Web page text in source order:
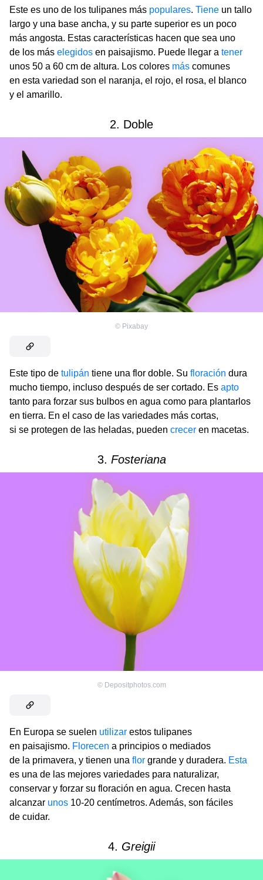
Este es uno de los tulipanes más populares. Tiene un tallo
largo y una base ancha, y su parte superior es un poco
más angosta. Estas características hacen que sea uno
de los más elegidos en paisajismo. Puede llegar a tener
unos 50 a 60 cm de altura. Los colores más comunes
en esta variedad son el naranja, el rojo, el rosa, el blanco
y el amarillo.
2. Doble
© Pixabay
Este tipo de tulipán tiene una flor doble. Su floración dura
mucho tiempo, incluso después de ser cortado. Es apto
tanto para forzar sus bulbos en agua como para plantarlos
en tierra. En el caso de las variedades más cortas,
si se protegen de las heladas, pueden crecer en macetas.
3. Fosteriana
© Depositphotos.com
En Europa se suelen utilizar estos tulipanes
en paisajismo. Florecen a principios o mediados
de la primavera, y tienen una flor grande y duradera. Esta
es una de las mejores variedades para naturalizar,
conservar y forzar su floración en agua. Crecen hasta
alcanzar unos 10-20 centímetros. Además, son fáciles
de cuidar.
4. Greigii